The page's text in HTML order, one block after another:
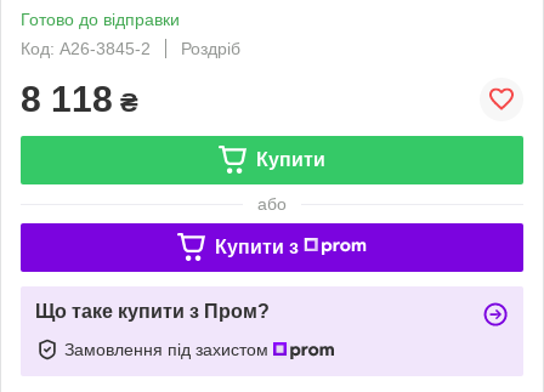
Готово до відправки
Код: A26-3845-2
Роздріб
8 118 ₴
Купити
або
Купити з
Що таке купити з Пром?
Замовлення під захистом